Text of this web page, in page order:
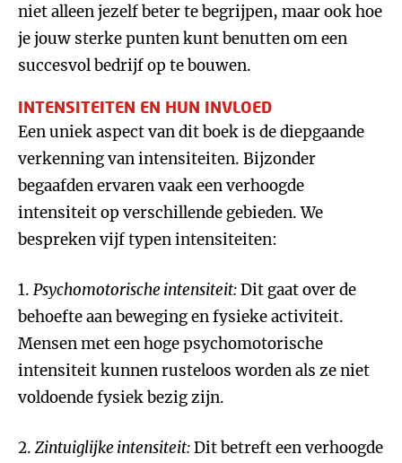
niet alleen jezelf beter te begrijpen, maar ook hoe
je jouw sterke punten kunt benutten om een
succesvol bedrijf op te bouwen.
INTENSITEITEN EN HUN INVLOED
Een uniek aspect van dit boek is de diepgaande
verkenning van intensiteiten. Bijzonder
begaafden ervaren vaak een verhoogde
intensiteit op verschillende gebieden. We
bespreken vijf typen intensiteiten:
1. Psychomotorische intensiteit:Dit gaat over de
behoefte aan beweging en fysieke activiteit.
Mensen met een hoge psychomotorische
intensiteit kunnen rusteloos worden als ze niet
voldoende fysiek bezig zijn.
2. Zintuiglijke intensiteit:Dit betreft een verhoogde